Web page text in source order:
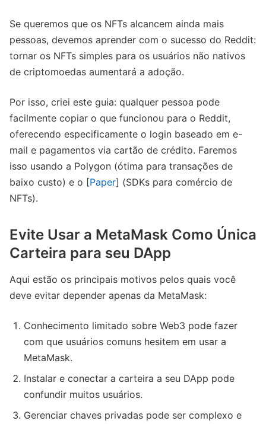
Se queremos que os NFTs alcancem ainda mais
pessoas, devemos aprender com o sucesso do Reddit:
tornar os NFTs simples para os usuários não nativos
de criptomoedas aumentará a adoção.
Por isso, criei este guia: qualquer pessoa pode
facilmente copiar o que funcionou para o Reddit,
oferecendo especificamente o login baseado em e-
mail e pagamentos via cartão de crédito. Faremos
isso usando a Polygon (ótima para transações de
baixo custo) e o [Paper] (SDKs para comércio de
NFTs).
Evite Usar a MetaMask Como Única
Carteira para seu DApp
Aqui estão os principais motivos pelos quais você
deve evitar depender apenas da MetaMask:
Conhecimento limitado sobre Web3 pode fazer
com que usuários comuns hesitem em usar a
MetaMask.
Instalar e conectar a carteira a seu DApp pode
confundir muitos usuários.
Gerenciar chaves privadas pode ser complexo e